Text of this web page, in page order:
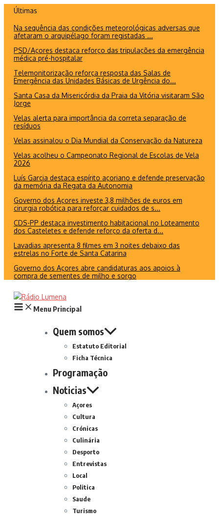
conteúdo
Últimas
Na sequência das condições meteorológicas adversas que
afetaram o arquipélago foram registadas ...
PSD/Açores destaca reforço das tripulações da emergência
médica pré-hospitalar
Telemonitorização reforça resposta das Salas de
Emergência das Unidades Básicas de Urgência do...
Santa Casa da Misericórdia da Praia da Vitória visitaram São
Jorge
Velas alerta para importância da correta separação de
resíduos
Velas assinalou o Dia Mundial da Conservação da Natureza
Velas acolheu o Campeonato Regional de Escolas de Vela
2026
Luís Garcia destaca espírito açoriano e defende preservação
da memória da Regata da Autonomia
Governo dos Açores investe 3,8 milhões de euros em
cirurgia robótica para reforçar cuidados de s...
CDS-PP destaca investimento habitacional no Loteamento
dos Casteletes e defende reforço da oferta d...
Lavadias apresenta 8 filmes em 3 noites debaixo das
estrelas no Forte de Santa Catarina
Governo dos Açores abre candidaturas aos apoios à
compra de sementes de milho e sorgo
Menu Principal
Quem somos
Estatuto Editorial
Ficha Técnica
Programação
Noticias
Açores
Cultura
Crónicas
Culinária
Desporto
Entrevistas
Local
Politica
Saude
Turismo